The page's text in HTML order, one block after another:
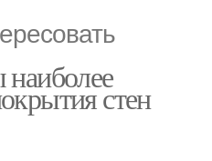
стен